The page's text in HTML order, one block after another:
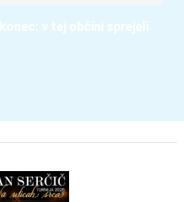
v tej občini sprejeli